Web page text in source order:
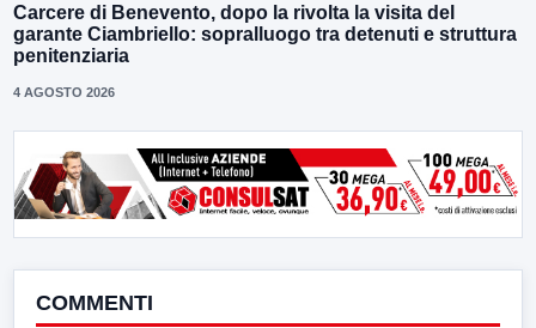
Carcere di Benevento, dopo la rivolta la visita del
garante Ciambriello: sopralluogo tra detenuti e struttura
penitenziaria
4 AGOSTO 2026
COMMENTI